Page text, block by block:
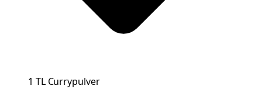
1 TL Currypulver